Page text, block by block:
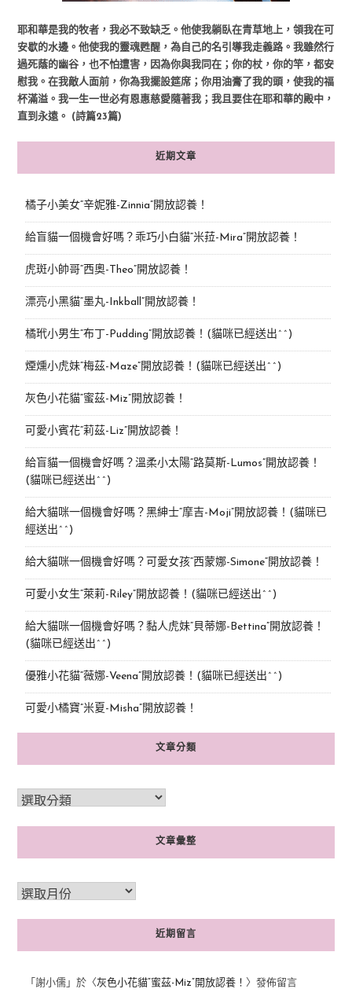
耶和華是我的牧者，我必不致缺乏。他使我躺臥在青草地上，領我在可
安歇的水邊。他使我的靈魂甦醒，為自己的名引導我走義路。我雖然行
過死蔭的幽谷，也不怕遭害，因為你與我同在；你的杖，你的竿，都安
慰我。在我敵人面前，你為我擺設筵席；你用油膏了我的頭，使我的福
杯滿溢。我一生一世必有恩惠慈愛隨著我；我且要住在耶和華的殿中，
直到永遠。 (詩篇23篇)
近期文章
橘子小美女“辛妮雅-Zinnia”開放認養！
給盲貓一個機會好嗎？乖巧小白貓“米菈-Mira”開放認養！
虎斑小帥哥“西奧-Theo”開放認養！
漂亮小黑貓“墨丸-Inkball”開放認養！
橘玳小男生“布丁-Pudding”開放認養！(貓咪已經送出^^)
煙燻小虎妹“梅茲-Maze”開放認養！(貓咪已經送出^^)
灰色小花貓“蜜茲-Miz”開放認養！
可愛小賓花“莉茲-Liz”開放認養！
給盲貓一個機會好嗎？溫柔小太陽“路莫斯-Lumos”開放認養！
(貓咪已經送出^^)
給大貓咪一個機會好嗎？黑紳士“摩吉-Moji”開放認養！(貓咪已
經送出^^)
給大貓咪一個機會好嗎？可愛女孩“西蒙娜-Simone“開放認養！
可愛小女生“萊莉-Riley”開放認養！(貓咪已經送出^^)
給大貓咪一個機會好嗎？黏人虎妹“貝蒂娜-Bettina”開放認養！
(貓咪已經送出^^)
優雅小花貓“薇娜-Veena”開放認養！(貓咪已經送出^^)
可愛小橘寶”米夏-Misha”開放認養！
文章分類
文章彙整
近期留言
「 謝小儒」於〈灰色小花貓“蜜茲-Miz”開放認養！ 〉發佈留言